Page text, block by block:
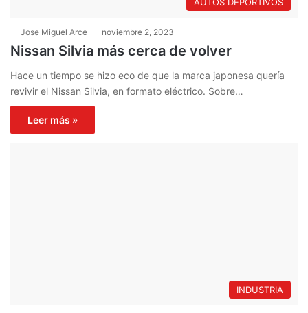
Jose Miguel Arce noviembre 2, 2023
Nissan Silvia más cerca de volver
Hace un tiempo se hizo eco de que la marca japonesa quería
revivir el Nissan Silvia, en formato eléctrico. Sobre…
Leer más »
INDUSTRIA